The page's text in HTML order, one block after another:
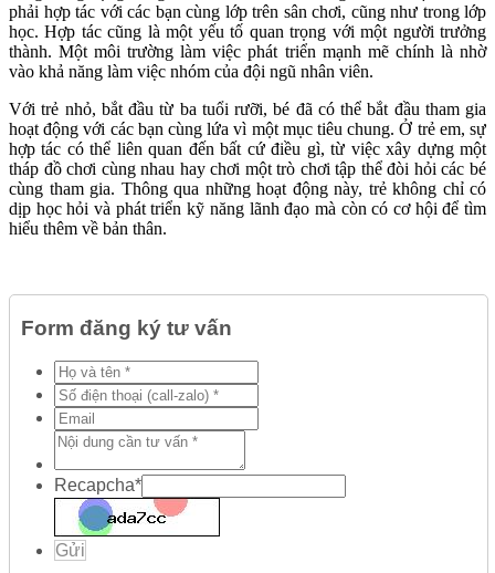
phải hợp tác với các bạn cùng lớp trên sân chơi, cũng như trong lớp
học. Hợp tác cũng là một yếu tố quan trọng với một người trưởng
thành. Một môi trường làm việc phát triển mạnh mẽ chính là nhờ
vào khả năng làm việc nhóm của đội ngũ nhân viên.
Với trẻ nhỏ, bắt đầu từ ba tuổi rưỡi, bé đã có thể bắt đầu tham gia
hoạt động với các bạn cùng lứa vì một mục tiêu chung. Ở trẻ em, sự
hợp tác có thể liên quan đến bất cứ điều gì, từ việc xây dựng một
tháp đồ chơi cùng nhau hay chơi một trò chơi tập thể đòi hỏi các bé
cùng tham gia. Thông qua những hoạt động này, trẻ không chỉ có
dịp học hỏi và phát triển kỹ năng lãnh đạo mà còn có cơ hội để tìm
hiểu thêm về bản thân.
Form đăng ký tư vấn
Recapcha*
Gửi